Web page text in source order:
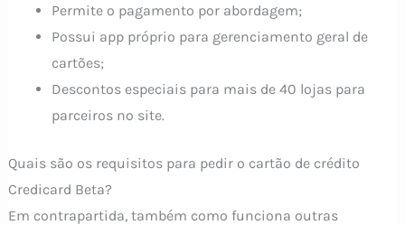
Permite o pagamento por abordagem;
Possui app próprio para gerenciamento geral de
cartões;
Descontos especiais para mais de 40 lojas para
parceiros no site.
Quais são os requisitos para pedir o cartão de crédito
Credicard Beta?
Em contrapartida, também como funciona outras